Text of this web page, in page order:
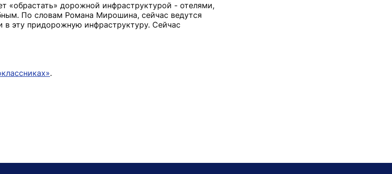
«обрастать» дорожной инфраструктурой - отелями,
По словам Романа Мирошина, сейчас ведутся
эту придорожную инфраструктуру. Сейчас
.